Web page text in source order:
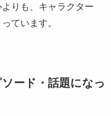
りも、キャラクター
ています。
ード・話題になっ